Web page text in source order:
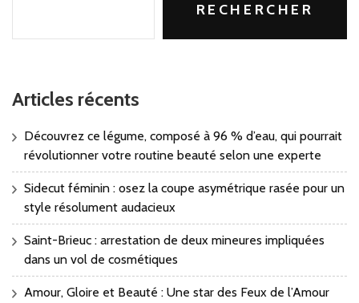
RECHERCHER
Articles récents
Découvrez ce légume, composé à 96 % d’eau, qui pourrait
révolutionner votre routine beauté selon une experte
Sidecut féminin : osez la coupe asymétrique rasée pour un
style résolument audacieux
Saint-Brieuc : arrestation de deux mineures impliquées
dans un vol de cosmétiques
Amour, Gloire et Beauté : Une star des Feux de l’Amour